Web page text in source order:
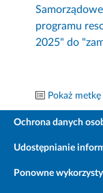
programu
2025" do
Pokaż metkę
Ochrona danych
Udostępnianie
Ponowne